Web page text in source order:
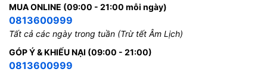
MUA ONLINE (09:00 - 21:00 mỗi ngày)
0813600999
Tất cả các ngày trong tuần (Trừ tết Âm Lịch)
GÓP Ý & KHIẾU NẠI (09:00 - 21:00)
0813600999